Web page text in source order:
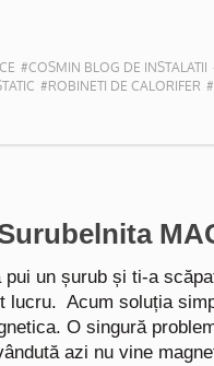
#COSMIN BLOG DE INSTALATII
#ROBINETI DE CALORIFER
un șurub și ti-a
lucru. Acum soluția
O singură
azi nu vine